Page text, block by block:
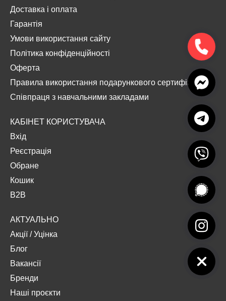
Доставка і оплата
Гарантія
Умови використання сайту
Політика конфіденційності
Оферта
Правила використання подарункового сертифіката
Співпраця з навчальними закладами
КАБІНЕТ КОРИСТУВАЧА
Вхід
Реєстрація
Обране
Кошик
B2B
АКТУАЛЬНО
Акції/Уцінка
Блог
Вакансії
Бренди
Наші проєкти